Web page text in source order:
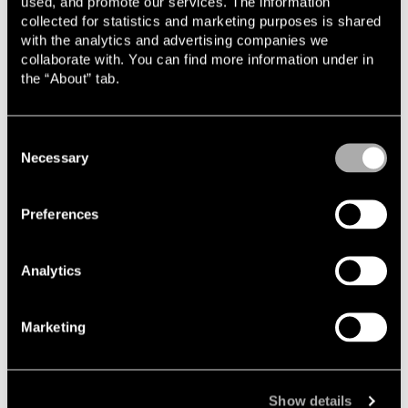
collected for statistics and marketing purposes is shared
with the analytics and advertising companies we
collaborate with. You can find more information under in
the “About” tab.
Selection
Necessary
Preferences
Analytics
Marketing
Show details
Nyheter, event och insikter
Event
Är du i slutet av dina juriststudier eller arbetar